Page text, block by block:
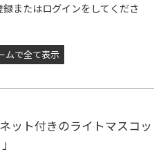
またはログインをしてくださ
ムで全て表示
ット付きのライトマスコッ